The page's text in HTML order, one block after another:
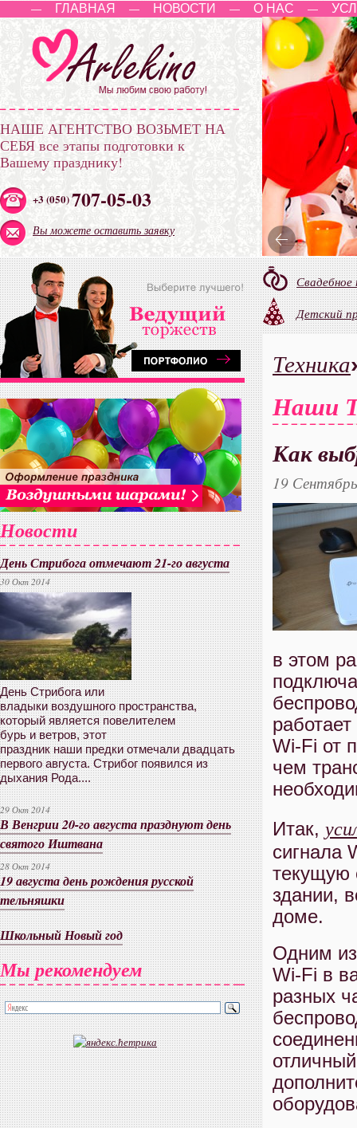
— ГЛАВНАЯ — НОВОСТИ — О НАС —
НАШЕ АГЕНТСТВО ВОЗЬМЕТ НА
СЕБЯ все этапы подготовки к
Вашему празднику!
+3 (050)707-05-03
Вы можете оставить заявку
Детский
Техника
Наши
Как
19
в этом
Wi-Fi от
чем
Итак,
сигнала
текущую
здании,
доме.
Одним
Wi-Fi в
разных
Новости
День Стрибога отмечают 21-го августа
30 Окт 2014
День Стрибога или
владыки воздушного пространства,
который является повелителем
бурь и ветров, этот
праздник наши предки отмечали двадцать
первого августа. Стрибог появился из
дыхания Рода....
29 Окт 2014
В Венгрии 20-го августа празднуют день
святого Иштвана
28 Окт 2014
19 августа день рождения русской
тельняшки
Школьный Новый год
Мы рекомендуем